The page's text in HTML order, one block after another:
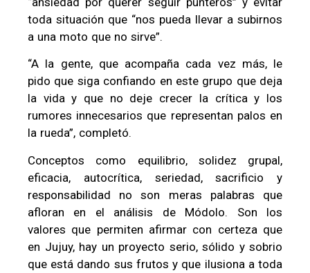
toda situación que “nos pueda llevar a subirnos
a una moto que no sirve”.
“A la gente, que acompaña cada vez más, le
pido que siga confiando en este grupo que deja
la vida y que no deje crecer la crítica y los
rumores innecesarios que representan palos en
la rueda”, completó.
Conceptos como equilibrio, solidez grupal,
eficacia, autocrítica, seriedad, sacrificio y
responsabilidad no son meras palabras que
afloran en el análisis de Módolo. Son los
valores que permiten afirmar con certeza que
en Jujuy, hay un proyecto serio, sólido y sobrio
que está dando sus frutos y que ilusiona a toda